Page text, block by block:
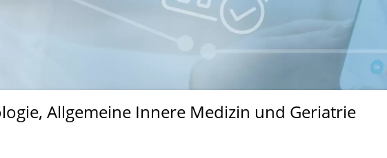
Allgemeine Innere Medizin und Geriatrie